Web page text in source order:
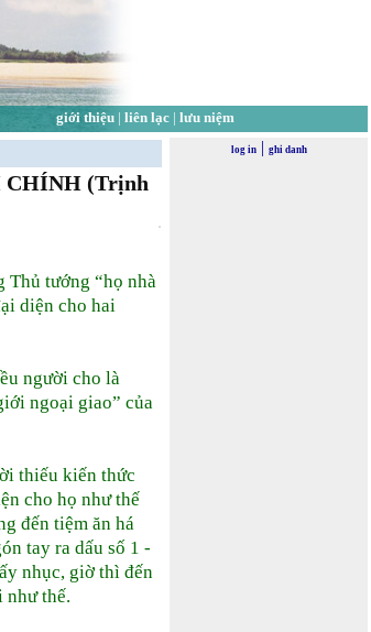
giới thiệu| liên lạc| lưu niệm
CHÍNH (Trịnh
Thủ tướng “họ nhà
diện cho hai
người cho là
ngoại giao” của
thiếu kiến thức
cho họ như thế
đến tiệm ăn há
tay ra dấu số 1 -
nhục, giờ thì đến
như thế.
log in| ghi danh